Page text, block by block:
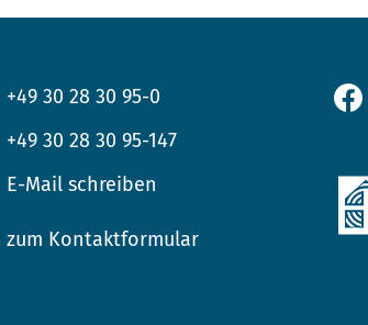
+49 30 28 30 95-0
+49 30 28 30 95-147
E-Mail schreiben
zum Kontaktformular